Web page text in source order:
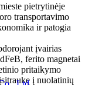
pietrytinėje
transportavimo
ir patogia
įvairias
ferito magnetai
pritaikymo
į nuolatinių